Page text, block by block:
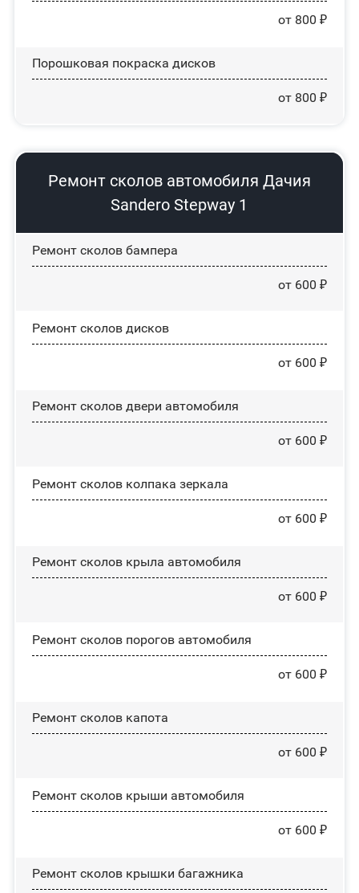
от 800 ₽
Порошковая покраска дисков
от 800 ₽
Ремонт сколов автомобиля Дачия
Sandero Stepway 1
Ремонт сколов бампера
от 600 ₽
Ремонт сколов дисков
от 600 ₽
Ремонт сколов двери автомобиля
от 600 ₽
Ремонт сколов колпака зеркала
от 600 ₽
Ремонт сколов крыла автомобиля
от 600 ₽
Ремонт сколов порогов автомобиля
от 600 ₽
Ремонт сколов капота
от 600 ₽
Ремонт сколов крыши автомобиля
от 600 ₽
Ремонт сколов крышки багажника